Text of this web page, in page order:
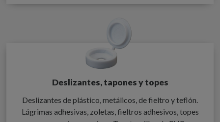
Deslizantes, tapones y topes
Deslizantes de plástico, metálicos, de fieltro y teflón.
Lágrimas adhesivas, zoletas, fieltros adhesivos, topes